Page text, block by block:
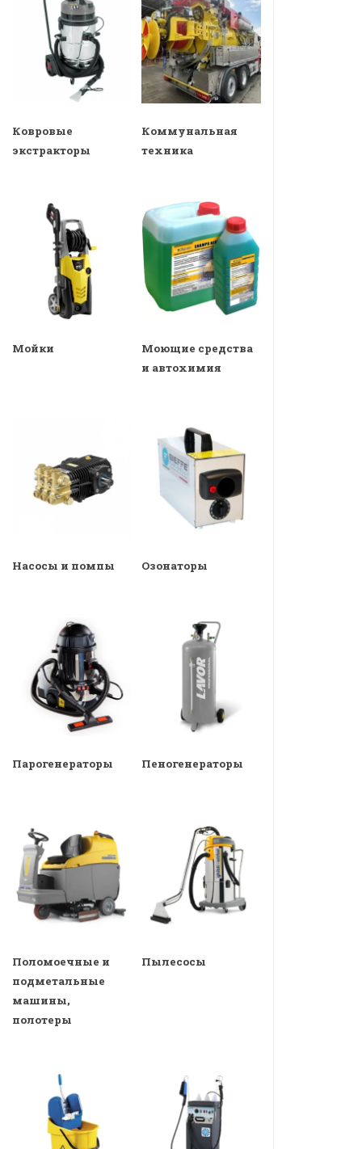
Ковровые
экстракторы
Коммунальная
техника
Мойки
Моющие средства
и автохимия
Насосы и помпы Озонаторы
Парогенераторы Пеногенераторы
Поломоечные и
подметальные
машины,
полотеры
Пылесосы